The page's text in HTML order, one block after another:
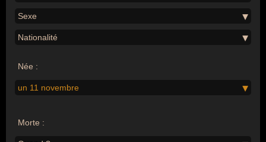
Sexe
Nationalité
Née :
un 11 novembre
Morte :